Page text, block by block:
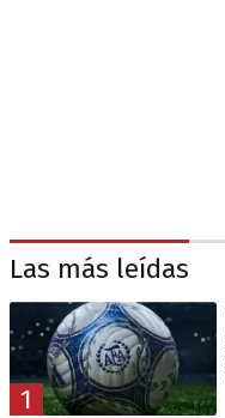
Las más leídas
1